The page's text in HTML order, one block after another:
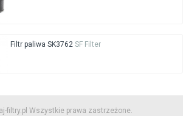
Filtr paliwa SK3762 SF Filter
filtry.pl Wszystkie prawa zastrzeżone.